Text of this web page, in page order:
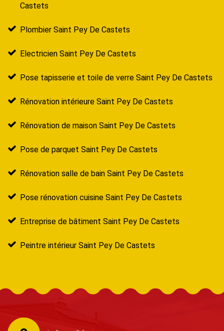
Castets
Plombier Saint Pey De Castets
Electricien Saint Pey De Castets
Pose tapisserie et toile de verre Saint Pey De Castets
Rénovation intérieure Saint Pey De Castets
Rénovation de maison Saint Pey De Castets
Pose de parquet Saint Pey De Castets
Rénovation salle de bain Saint Pey De Castets
Pose rénovation cuisine Saint Pey De Castets
Entreprise de bâtiment Saint Pey De Castets
Peintre intérieur Saint Pey De Castets